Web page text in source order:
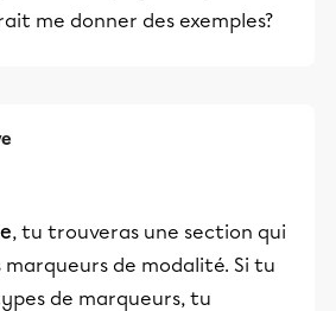
me donner des exemples?
, tu trouveras une section qui
marqueurs de modalité. Si tu
de marqueurs, tu